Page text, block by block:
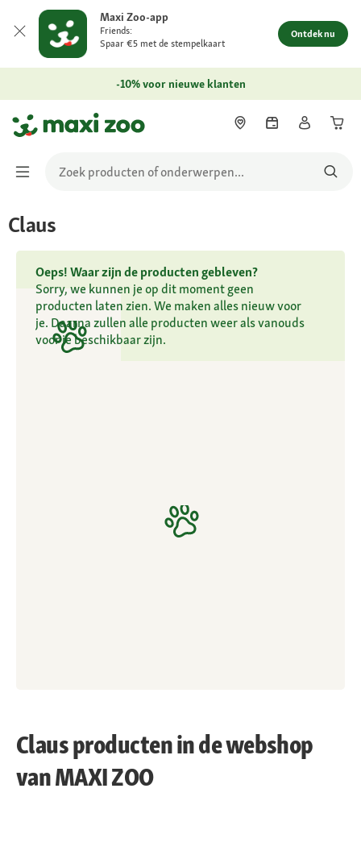
Maxi Zoo-app
Friends:
Spaar €5 met de stempelkaart
Ontdek nu
-10% voor nieuwe klanten
Claus
Oeps! Waar zijn de producten gebleven?
Sorry, we kunnen je op dit moment geen
producten laten zien. We maken alles nieuw voor
je. Daarna zullen alle producten weer als vanouds
voor je beschikbaar zijn.
Claus producten in de webshop
van MAXI ZOO